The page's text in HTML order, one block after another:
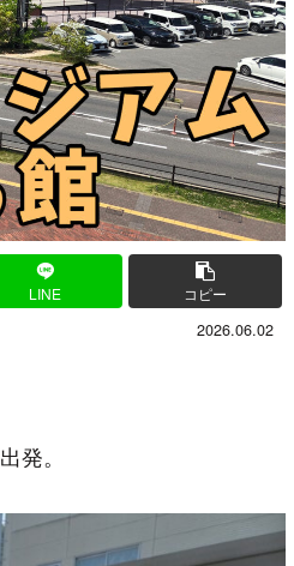
LINE コピー
2026.06.02
発。